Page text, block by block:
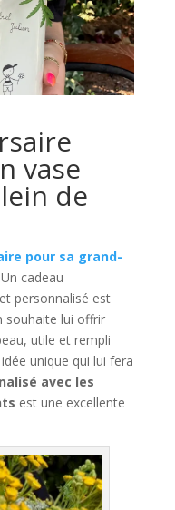
vase
de
pour sa grand-
cadeau
personnalisé est
souhaite lui offrir
utile et rempli
unique qui lui fera
avec les
est une excellente